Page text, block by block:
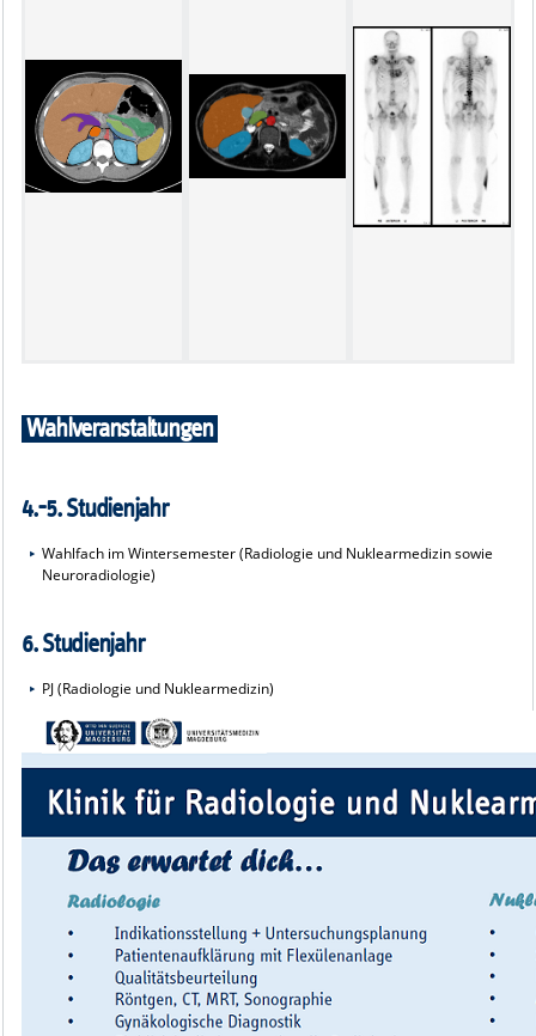
Wahlveranstaltungen
4.-5. Studienjahr
Wahlfach im Wintersemester (Radiologie und Nuklearmedizin sowie
Neuroradiologie)
6. Studienjahr
PJ (Radiologie und Nuklearmedizin)